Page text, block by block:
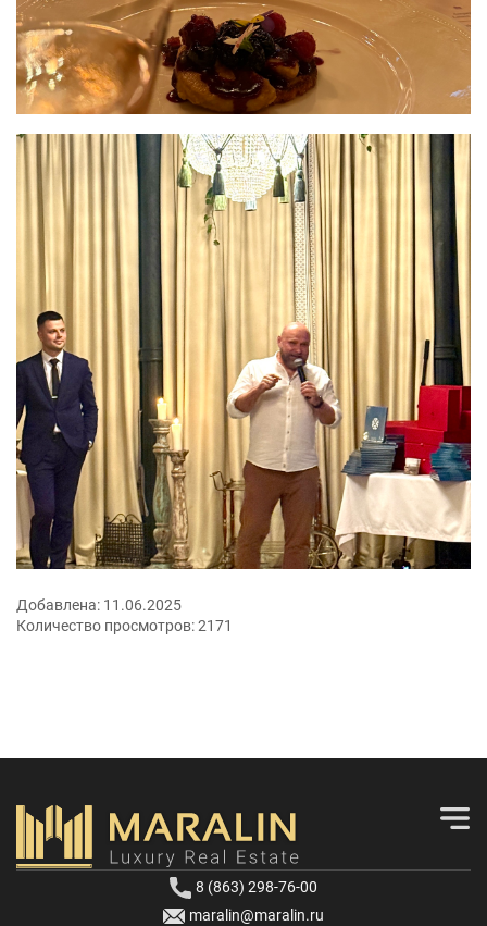
Добавлена: 11.06.2025
Количество просмотров:2171
8 (863) 298-76-00
maralin@maralin.ru